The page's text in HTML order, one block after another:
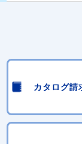
カタログ請